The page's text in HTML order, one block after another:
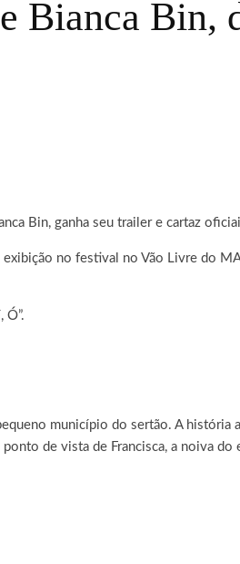
Bianca Bin,
Bin, ganha seu trailer e cartaz
no festival no Vão Livre do
Ó”.
município do sertão. A
de vista de Francisca, a noiva